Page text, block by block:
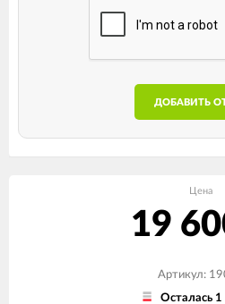
ДОБАВИТЬ
Цена
19
Артикул:
Осталась